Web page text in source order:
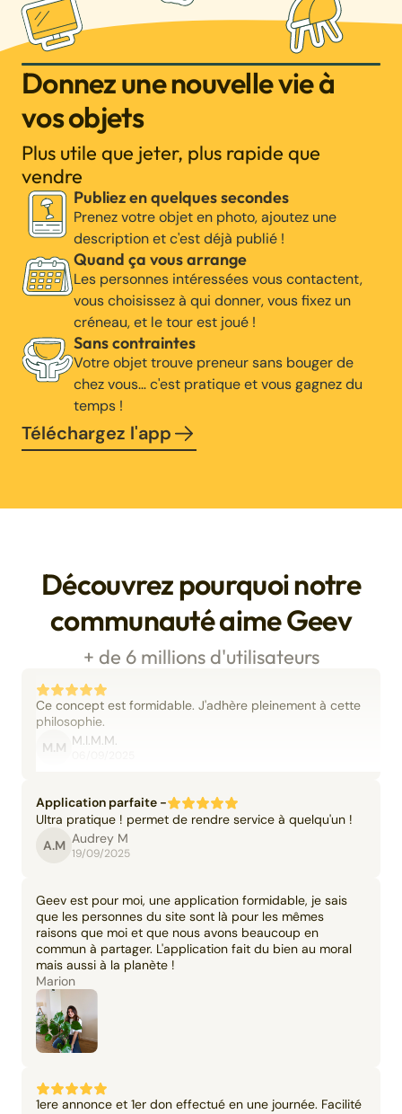
Donnez une nouvelle vie à
vos objets
Plus utile que jeter, plus rapide que
vendre
Publiez en quelques secondes
Prenez votre objet en photo, ajoutez une
description et c'est déjà publié !
Quand ça vous arrange
Les personnes intéressées vous contactent,
vous choisissez à qui donner, vous fixez un
créneau, et le tour est joué !
Sans contraintes
Votre objet trouve preneur sans bouger de
chez vous… c'est pratique et vous gagnez du
temps !
Téléchargez l'app
Découvrez pourquoi notre
communauté aime Geev
+ de 6 millions d'utilisateurs
Ce concept est formidable. J'adhère pleinement à cette
philosophie.
M.M M.I.M.M.
Application parfaite -
Ultra pratique ! permet de rendre service à quelqu'un !
A.M Audrey M
19/09/2025
Geev est pour moi, une application formidable, je sais
que les personnes du site sont là pour les mêmes
raisons que moi et que nous avons beaucoup en
commun à partager. L'application fait du bien au moral
mais aussi à la planète !
Marion
1ere annonce et 1er don effectué en une journée. Facilité